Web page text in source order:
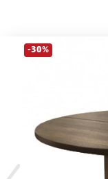
-30%